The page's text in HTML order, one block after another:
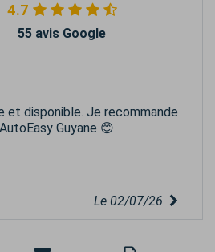
4.7
55 avis Google
et disponible. Je recommande
Guyane 😊
Le 02/07/26